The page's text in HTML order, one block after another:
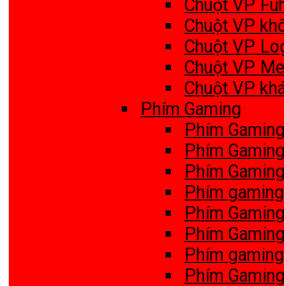
Chuột VP
Chuột VP
Chuột VP
Chuột VP
Chuột VP
Phím Gaming
Phím
Phím
Phím
Phím
Phím
Phím
Phím
Phím